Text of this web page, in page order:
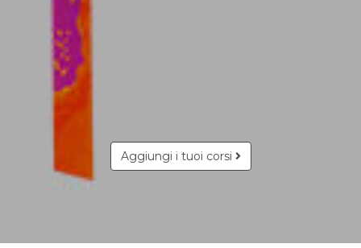
Aggiungi i tuoi corsi